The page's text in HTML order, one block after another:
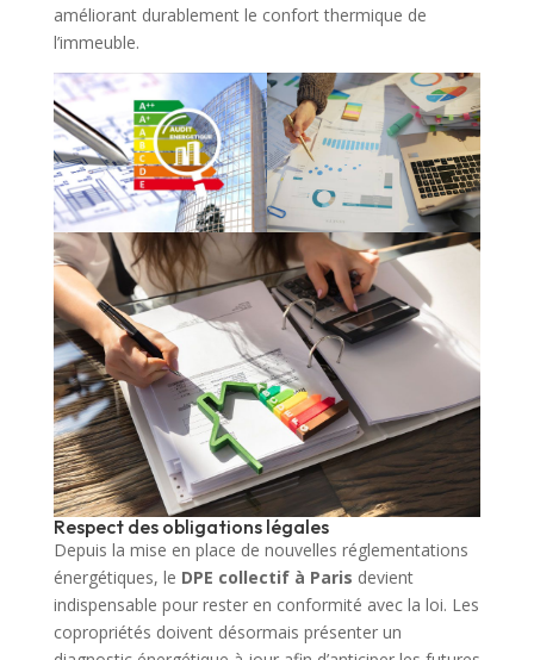
améliorant durablement le confort thermique de
l’immeuble.
Respect des obligations légales
Depuis la mise en place de nouvelles réglementations
énergétiques, le DPE collectif à Paris devient
indispensable pour rester en conformité avec la loi. Les
copropriétés doivent désormais présenter un